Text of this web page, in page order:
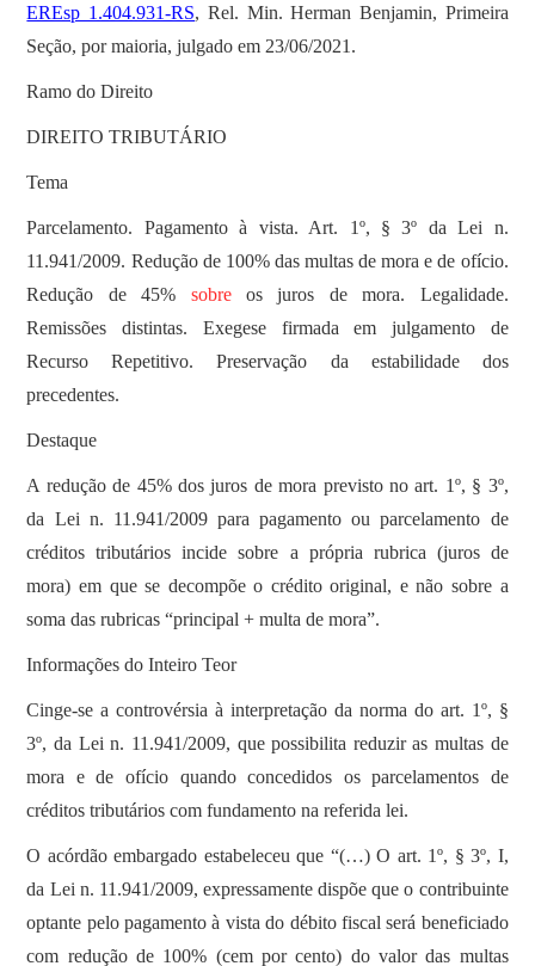
EREsp 1.404.931-RS, Rel. Min. Herman Benjamin, Primeira
Seção, por maioria, julgado em 23/06/2021.
Ramo do Direito
DIREITO TRIBUTÁRIO
Tema
Parcelamento. Pagamento à vista. Art. 1º, § 3º da Lei n.
11.941/2009. Redução de 100% das multas de mora e de ofício.
Redução de 45% sobreos juros de mora. Legalidade.
Remissões distintas. Exegese firmada em julgamento de
Recurso Repetitivo. Preservação da estabilidade dos
precedentes.
Destaque
A redução de 45% dos juros de mora previsto no art. 1º, § 3º,
da Lei n. 11.941/2009 para pagamento ou parcelamento de
créditos tributários incide sobre a própria rubrica (juros de
mora) em que se decompõe o crédito original, e não sobre a
soma das rubricas “principal + multa de mora”.
Informações do Inteiro Teor
Cinge-se a controvérsia à interpretação da norma do art. 1º, §
3º, da Lei n. 11.941/2009, que possibilita reduzir as multas de
mora e de ofício quando concedidos os parcelamentos de
créditos tributários com fundamento na referida lei.
O acórdão embargado estabeleceu que “(…) O art. 1º, § 3º, I,
da Lei n. 11.941/2009, expressamente dispõe que o contribuinte
optante pelo pagamento à vista do débito fiscal será beneficiado
com redução de 100% (cem por cento) do valor das multas